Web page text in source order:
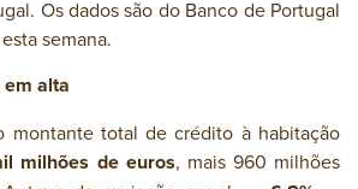
Os dados são do Banco de Portugal
semana.
alta
montante total de crédito à habitação
milhões de euros, mais 960 milhões